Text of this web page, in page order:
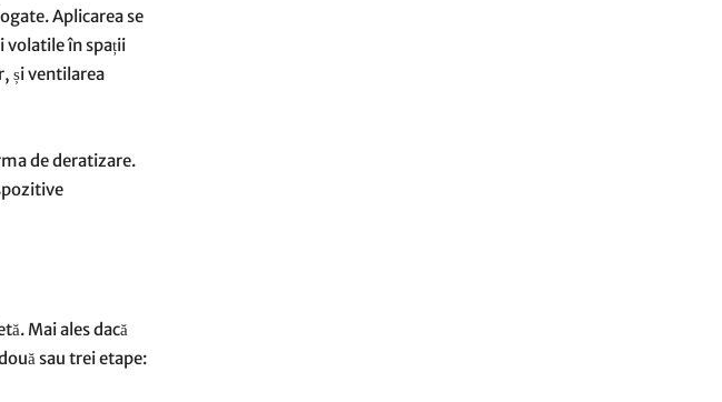
Aplicarea se
volatile în spații
și ventilarea
de deratizare.
Mai ales dacă
sau trei etape: